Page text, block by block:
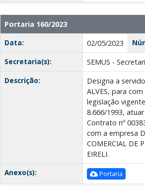
Portaria 160/2023
Data:
02/05/2023
Secretaria(s):
SEMUS -
Descrição:
Designa a
ALVES, para
legislação
8.666/1993,
Contrato nº
com a empresa
COMERCIAL DE
EIRELI.
Anexo(s):
Portaria